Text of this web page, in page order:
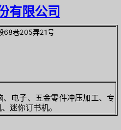
有限公司
68巷205弄21号
电子、五金零件冲压加工、专
迷你订书机。